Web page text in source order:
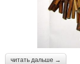
читать дальше →